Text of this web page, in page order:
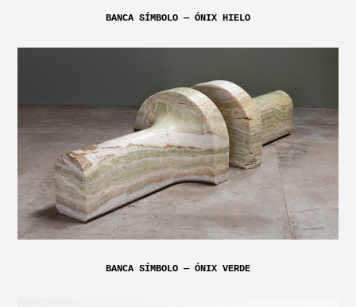
BANCA SÍMBOLO — ÓNIX HIELO
BANCA SÍMBOLO — ÓNIX VERDE